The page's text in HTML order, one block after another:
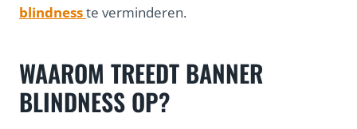
blindnesste verminderen.
WAAROM TREEDT BANNER
BLINDNESS OP?